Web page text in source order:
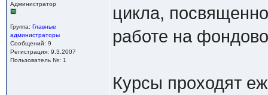
Администратор
Группа: Главные
администраторы
Сообщений: 9
Регистрация: 9.3.2007
Пользователь №: 1
цикла,
работе на
Курсы проходят